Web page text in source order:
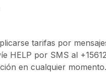
tarifas por
HELP por SMS al
en cualquier